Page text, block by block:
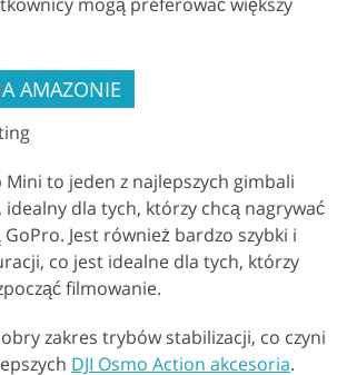
AMAZONIE
Mini to jeden z najlepszych gimbali
dla tych, którzy chcą nagrywać
Jest również bardzo szybki i
co jest idealne dla tych, którzy
filmowanie.
zakres trybów stabilizacji, co czyni
DJI Osmo Action akcesoria.